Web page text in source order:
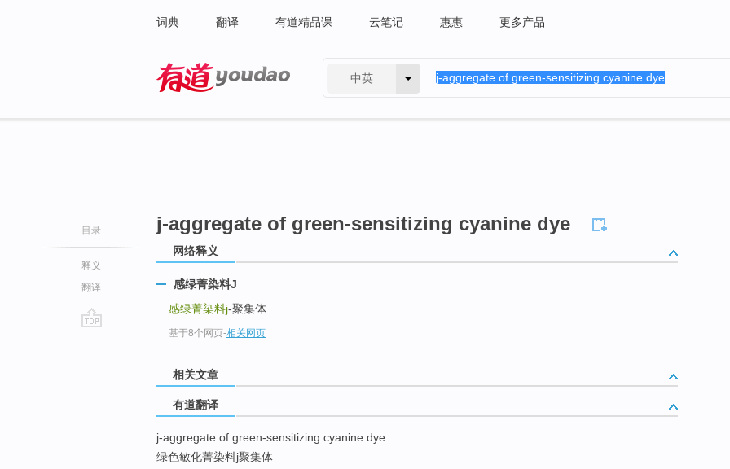
词典 翻译 有道精品课 云笔记 惠惠 更多产品
中英
目录
释义
翻译
j-aggregate of green-sensitizing cyanine dye
网络释义
感绿菁染料J
感绿菁染料j-聚集体
基于8个网页-相关网页
相关文章
有道翻译
j-aggregate of green-sensitizing cyanine dye
绿色敏化菁染料j聚集体